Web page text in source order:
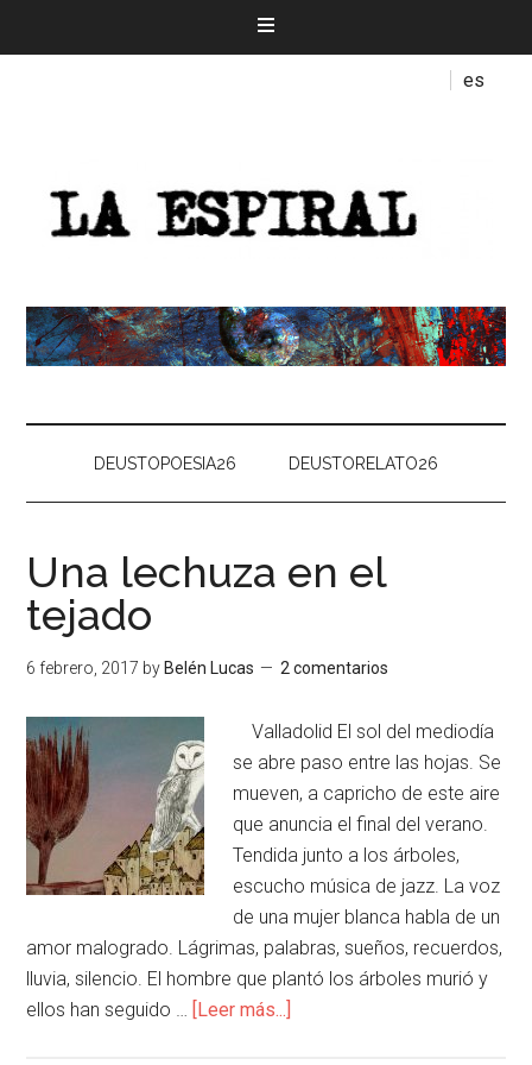
es
DEUSTOPOESIA26 DEUSTORELATO26
Una lechuza en el
tejado
6 febrero, 2017 by Belén Lucas 2 comentarios
Valladolid El sol del mediodía
se abre paso entre las hojas. Se
mueven, a capricho de este aire
que anuncia el final del verano.
Tendida junto a los árboles,
escucho música de jazz. La voz
de una mujer blanca habla de un
amor malogrado. Lágrimas, palabras, sueños, recuerdos,
lluvia, silencio. El hombre que plantó los árboles murió y
ellos han seguido … [Leer más...]